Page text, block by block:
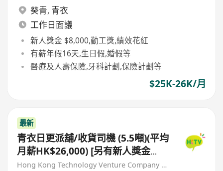
葵青, 青衣
工作日面議
新人獎金 $8,000,勤工獎,績效花紅
有薪年假16天,生日假,婚假等
醫療及人壽保險,牙科計劃,保險計劃等
$25K-26K/月
最新
青衣日更派舖/收貨司機 (5.5噸)(平均
月薪HK$26,000) [另有新人獎金
$8,000#]
Hong Kong Technology Venture Company Limited(HKTV)